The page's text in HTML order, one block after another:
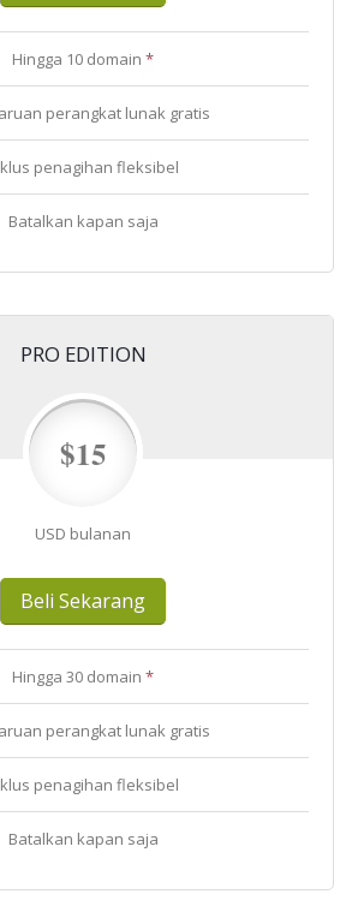
Hingga 10 domain *
perangkat lunak gratis
penagihan fleksibel
Batalkan kapan saja
PRO EDITION
$15
USD bulanan
Beli Sekarang
Hingga 30 domain *
perangkat lunak gratis
penagihan fleksibel
Batalkan kapan saja